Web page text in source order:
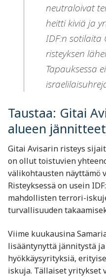
neutraloivat
heitti kiviä ja
IDF:n sotilaita
risteyksen
Tapauksessa
Taustaa: Gitai
alueen jännitteet
Gitai Avisarin risteys
on ollut toistuvien
välikohtausten näyttämö
Risteyksessä on usein
mahdollisten terrori-
turvallisuuden
Viime kuukausina
lisääntynyttä jännitystä
hyökkäysyrityksiä,
iskuja. Tällaiset yritykset